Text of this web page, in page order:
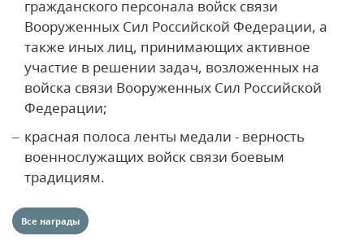
гражданского персонала войск связи
Вооруженных Сил Российской Федерации, а
также иных лиц, принимающих активное
участие в решении задач, возложенных на
войска связи Вооруженных Сил Российской
Федерации;
красная полоса ленты медали - верность
военнослужащих войск связи боевым
традициям.
Все награды